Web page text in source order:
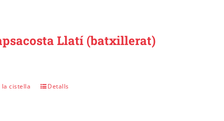
Llatí (batxillerat)
la cistella Detalls